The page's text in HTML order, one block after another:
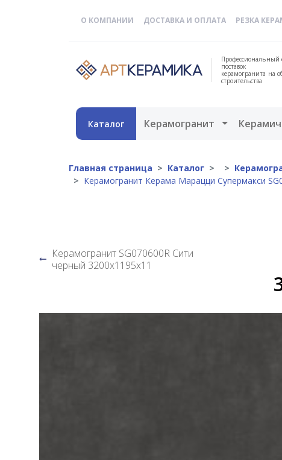
О КОМПАНИИ ДОСТАВКА И ОПЛАТА РЕЗКА
Профессиональный
поставок
керамогранита на
строительства
Каталог Керамогранит Открыть
Главная страница Каталог
Керамогранит Керама Марацци Супермакси
Керамогранит SG070600R Сити
черный 3200х1195х11